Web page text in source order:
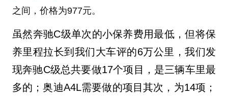
之间，价格为977元。
虽然奔驰C级单次的小保养费用最低，但将保
养里程拉长到我们大车评的6万公里，我们发
现奔驰C级总共要做17个项目，是三辆车里最
多的；奥迪A4L需要做的项目其次，为14项；